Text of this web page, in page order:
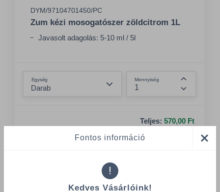
DYM/97104701450/PC
Zum kézi mosogatószer zöldcitrom 1L
Javasolt adagolás: 5-10 ml / 5l
Egység Mennyiség
Összeg
Teljes: 570,00 Ft
Fontos információ
!
Kedves Vásárlóink!